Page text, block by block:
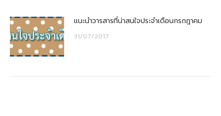
แนะนำวารสารที่น่าสนใจประจำเดือนกรกฎาคม
31/07/2017